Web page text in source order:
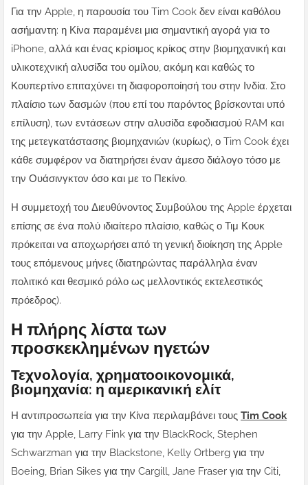
Για την Apple, η παρουσία του Tim Cook δεν είναι καθόλου
ασήμαντη: η Κίνα παραμένει μια σημαντική αγορά για το
iPhone, αλλά και ένας κρίσιμος κρίκος στην βιομηχανική και
υλικοτεχνική αλυσίδα του ομίλου, ακόμη και καθώς το
Κουπερτίνο επιταχύνει τη διαφοροποίησή του στην Ινδία. Στο
πλαίσιο των δασμών (που επί του παρόντος βρίσκονται υπό
επίλυση), των εντάσεων στην αλυσίδα εφοδιασμού RAM και
της μετεγκατάστασης βιομηχανιών (κυρίως), ο Tim Cook έχει
κάθε συμφέρον να διατηρήσει έναν άμεσο διάλογο τόσο με
την Ουάσινγκτον όσο και με το Πεκίνο.
Η συμμετοχή του Διευθύνοντος Συμβούλου της Apple έρχεται
επίσης σε ένα πολύ ιδιαίτερο πλαίσιο, καθώς ο Τιμ Κουκ
πρόκειται να αποχωρήσει από τη γενική διοίκηση της Apple
τους επόμενους μήνες (διατηρώντας παράλληλα έναν
πολιτικό και θεσμικό ρόλο ως μελλοντικός εκτελεστικός
πρόεδρος).
Η πλήρης λίστα των
προσκεκλημένων ηγετών
Τεχνολογία, χρηματοοικονομικά,
βιομηχανία: η αμερικανική ελίτ
Η αντιπροσωπεία για την Κίνα περιλαμβάνει τους Tim Cook
για την Apple, Larry Fink για την BlackRock, Stephen
Schwarzman για την Blackstone, Kelly Ortberg για την
Boeing, Brian Sikes για την Cargill, Jane Fraser για την Citi,